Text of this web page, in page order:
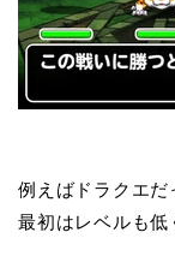
例えばドラクエだ
最初はレベルも低